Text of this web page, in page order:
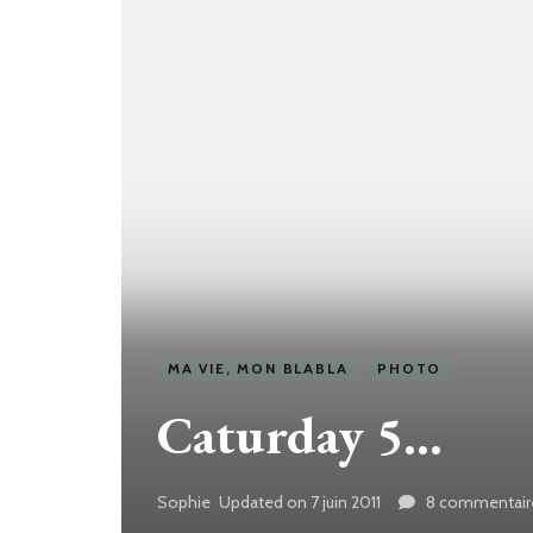
MA VIE, MON BLABLA PHOTO
Caturday 5…
Sophie Updated on 7 juin 2011 8